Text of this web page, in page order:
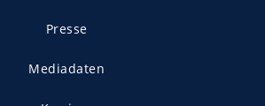
Presse
Mediadaten